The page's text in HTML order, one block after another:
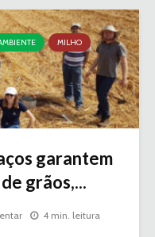
MILHO
garantem
grãos,...
4 min. leitura